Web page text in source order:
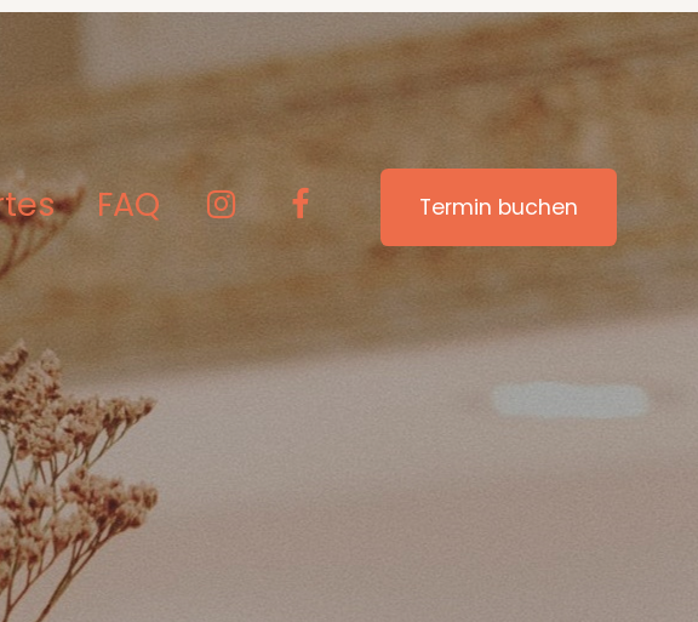
FAQ Termin buchen